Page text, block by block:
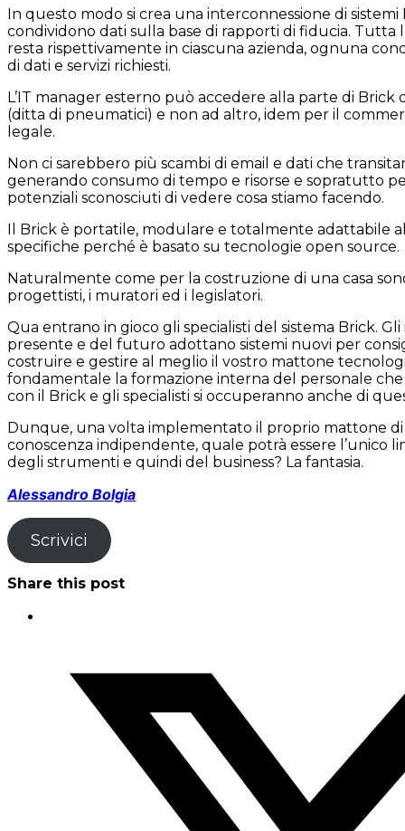
In questo modo si crea una interconnessione di sistemi
condividono dati sulla base di rapporti di fiducia. Tutta
resta rispettivamente in ciascuna azienda, ognuna
di dati e servizi richiesti.
L’IT manager esterno può accedere alla parte di Brick
(ditta di pneumatici) e non ad altro, idem per il
legale.
Non ci sarebbero più scambi di email e dati che
generando consumo di tempo e risorse e sopratutto
potenziali sconosciuti di vedere cosa stiamo facendo.
Il Brick è portatile, modulare e totalmente adattabile
specifiche perché è basato su tecnologie open source.
Naturalmente come per la costruzione di una casa
progettisti, i muratori ed i legislatori.
Qua entrano in gioco gli specialisti del sistema Brick.
presente e del futuro adottano sistemi nuovi per
costruire e gestire al meglio il vostro mattone
fondamentale la formazione interna del personale
con il Brick e gli specialisti si occuperanno anche di
Dunque, una volta implementato il proprio mattone
conoscenza indipendente, quale potrà essere l’unico
degli strumenti e quindi del business? La fantasia.
Alessandro Bolgia
Scrivici
Share this post